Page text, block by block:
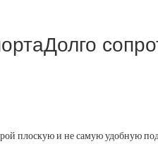
плоскую и не самую удобную